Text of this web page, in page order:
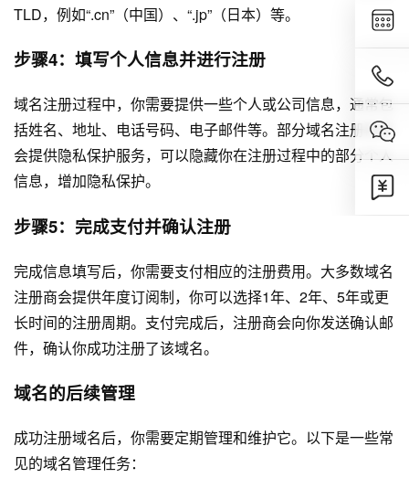
TLD，例如“.cn”（中国）、“.jp”（日本）等。
步骤4：填写个人信息并进行注册
域名注册过程中，你需要提供一些个人或公司信息，通常包
括姓名、地址、电话号码、电子邮件等。部分域名注册商还
会提供隐私保护服务，可以隐藏你在注册过程中的部分个人
信息，增加隐私保护。
步骤5：完成支付并确认注册
完成信息填写后，你需要支付相应的注册费用。大多数域名
注册商会提供年度订阅制，你可以选择1年、2年、5年或更
长时间的注册周期。支付完成后，注册商会向你发送确认邮
件，确认你成功注册了该域名。
域名的后续管理
成功注册域名后，你需要定期管理和维护它。以下是一些常
见的域名管理任务：